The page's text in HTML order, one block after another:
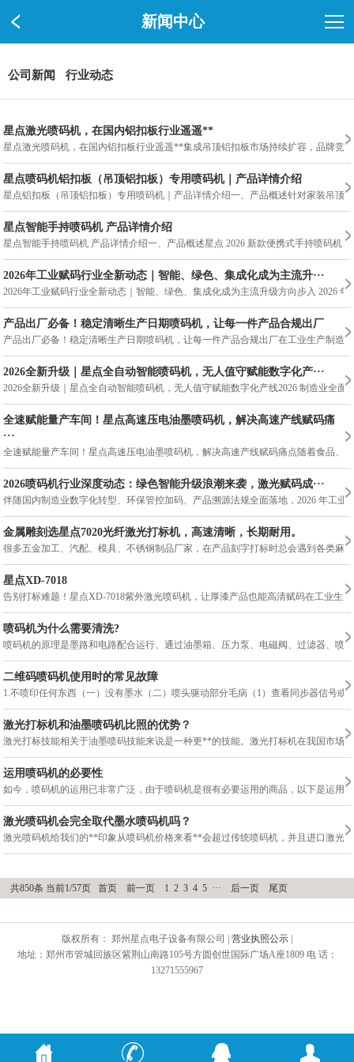
新闻中心
公司新闻 行业动态
星点激光喷码机，在国内铝扣板行业遥遥**
星点激光喷码机，在国内铝扣板行业遥遥**集成吊顶铝扣板市场持续扩容，品牌竞
星点喷码机铝扣板（吊顶铝扣板）专用喷码机｜产品详情介绍
星点铝扣板（吊顶铝扣板）专用喷码机｜产品详情介绍一、产品概述针对家装吊顶
星点智能手持喷码机 产品详情介绍
星点智能手持喷码机 产品详情介绍一、产品概述星点 2026 新款便携式手持喷码
2026年工业赋码行业全新动态｜智能、绿色、集成化成为主流升···
2026年工业赋码行业全新动态｜智能、绿色、集成化成为主流升级方向步入 2026
产品出厂必备！稳定清晰生产日期喷码机，让每一件产品合规出厂
产品出厂必备！稳定清晰生产日期喷码机，让每一件产品合规出厂在工业生产制
2026全新升级｜星点全自动智能喷码机，无人值守赋能数字化产···
2026全新升级｜星点全自动智能喷码机，无人值守赋能数字化产线2026 制造业全
全速赋能量产车间！星点高速压电油墨喷码机，解决高速产线赋码痛
···
全速赋能量产车间！星点高速压电油墨喷码机，解决高速产线赋码痛点随着食品
2026喷码机行业深度动态：绿色智能升级浪潮来袭，激光赋码成···
伴随国内制造业数字化转型、环保管控加码、产品溯源法规全面落地，2026 年工
金属雕刻选星点7020光纤激光打标机，高速清晰，长期耐用。
很多五金加工、汽配、模具、不锈钢制品厂家，在产品刻字打标时总会遇到各类
星点XD-7018
告别打标难题！星点XD-7018紫外激光喷码机，让厚漆产品也能高清赋码在工业生
喷码机为什么需要清洗?
喷码机的原理是墨路和电路配合运行、通过油墨箱、压力泵、电磁阀、过滤器、
二维码喷码机使用时的常见故障
1.不喷印任何东西（一）没有墨水（二）喷头驱动部分毛病（1）查看同步器信号
激光打标机和油墨喷码机比照的优势？
激光打标技能相关于油墨喷码技能来说是一种更**的技能。激光打标机在我国市场
运用喷码机的必要性
如今，喷码机的运用已非常广泛，由于喷码机是很有必要运用的商品，以下是运
激光喷码机会完全取代墨水喷码机吗？
激光喷码机给我们的**印象从喷码机价格来看**会超过传统喷码机，并且进口激光
共850条 当前1/57页 首页 前一页 1 2 3 4 5 ··· 后一页 尾页
版权所有： 郑州星点电子设备有限公司 | 营业执照公示
地址：郑州市管城回族区紫荆山南路105号方圆创世国际广场A座1809 电 话：
13271555967